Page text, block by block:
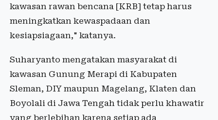
kawasan rawan bencana [KRB] tetap harus
meningkatkan kewaspadaan dan
kesiapsiagaan," katanya.
Suharyanto mengatakan masyarakat di
kawasan Gunung Merapi di Kabupaten
Sleman, DIY maupun Magelang, Klaten dan
Boyolali di Jawa Tengah tidak perlu khawatir
yang berlebihan karena setiap ada